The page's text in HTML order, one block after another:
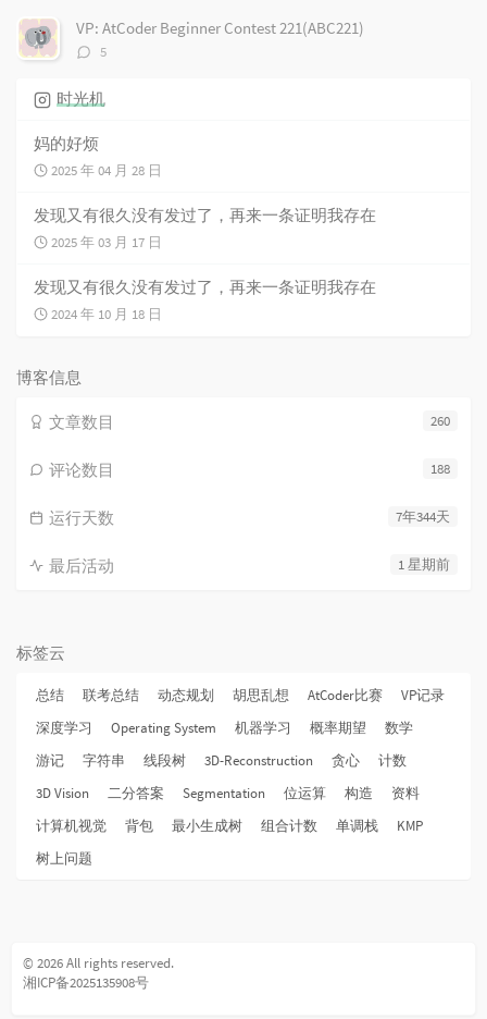
数：
VP: AtCoder Beginner Contest 221(ABC221)
评
5
时光机
妈的好烦
2025 年 04 月 28 日
发现又有很久没有发过了，再来一条证明我存在
2025 年 03 月 17 日
发现又有很久没有发过了，再来一条证明我存在
2024 年 10 月 18 日
博客信息
260
文章数目
188
评论数目
7年344天
运行天数
1 星期前
最后活动
标签云
总结 联考总结 动态规划 胡思乱想 AtCoder比赛
VP记录
深度学习
Operating System 机器学习 概率期望
数学
游记
字符串 线段树 3D-Reconstruction 贪心
计数
3D Vision
二分答案 Segmentation 位运算 构造
资料
计算机视觉
背包 最小生成树 组合计数 单调栈
KMP
树上问题
© 2026 All rights reserved.
湘ICP备2025135908号